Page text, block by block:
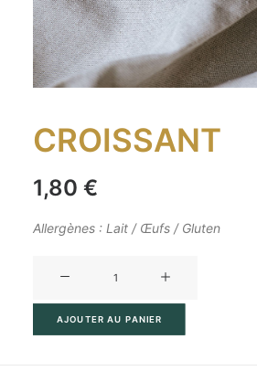
CROISSANT
1,80 €
Allergènes : Lait / Œufs / Gluten
AJOUTER AU PANIER